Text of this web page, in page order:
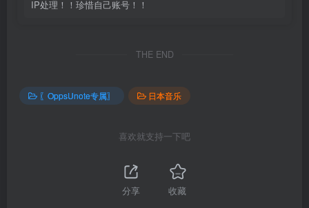
IP处理！！珍惜自己账号！！
THE END
〖OppsUnote专属〗 日本音乐
喜欢就支持一下吧
分享 收藏